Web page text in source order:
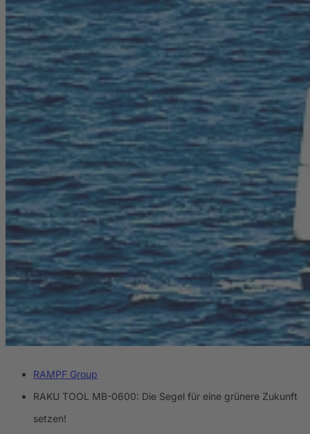
RAMPF Group
RAKU TOOL MB-0600: Die Segel für eine grünere Zukunft
setzen!